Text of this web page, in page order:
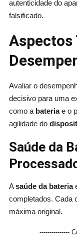
autenticidade do
falsificado.
Aspectos
Avaliar o
decisivo para uma
como a bateriae o
agilidade do
Saúde da
Asaúde da bateria
completados. Cada
máxima original.
---------------